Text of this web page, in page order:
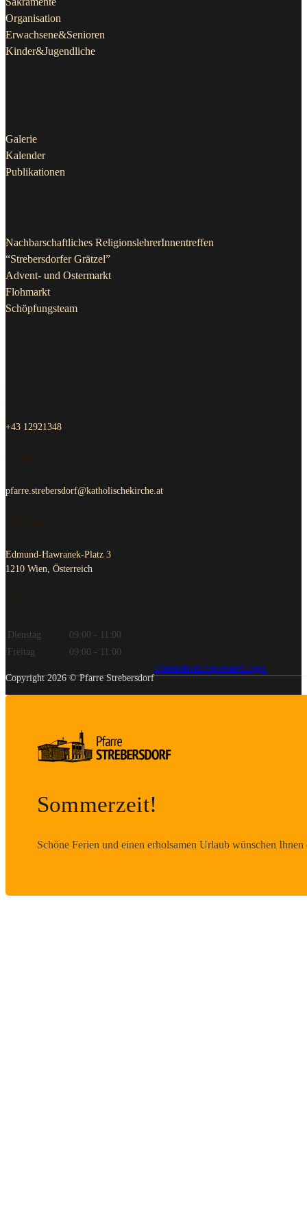
Organisation
Erwachsene&Senioren
Kinder&Jugendliche
Galerie
Kalender
Publikationen
Nachbarschaftliches ReligionslehrerInnentreffen
“Strebersdorfer Grätzel”
Advent- und Ostermarkt
Flohmarkt
Schöpfungsteam
+43 12921348
pfarre.strebersdorf@katholischekirche.at
Edmund-Hawranek-Platz 3
1210 Wien, Österreich
Dienstag
09:00 - 11:00
Freitag
09:00 - 11:00
Copyright 2026 © Pfarre Strebersdorf
DatenschutzImpressumLogin
Sommerzeit!
Schöne Ferien und einen erholsamen Urlaub wünschen